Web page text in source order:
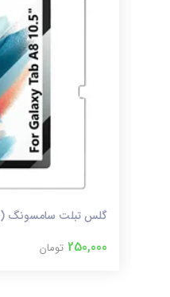
گلس تبلت سامسونگ (X205) A8
250,000 تومان